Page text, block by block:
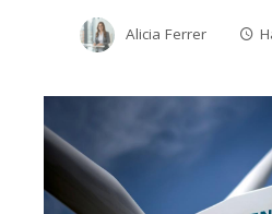
Alicia Ferrer